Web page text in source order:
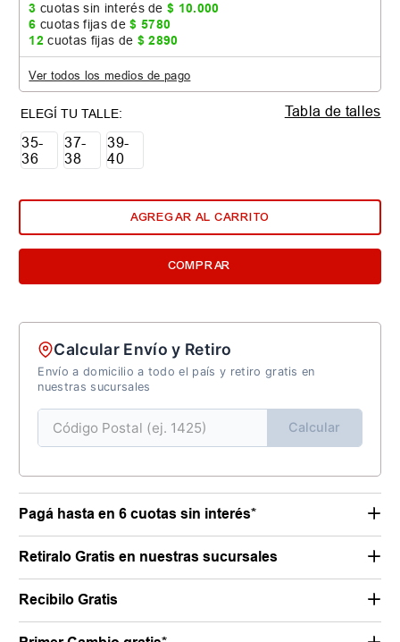
3 cuotas sin interés de$ 10.000
6 cuotas fijas de$ 5780
12 cuotas fijas de $ 2890
Ver todos los medios de pago
35-
36
37-
38
39-
40
Tabla de talles
AGREGAR AL CARRITO
COMPRAR
Calcular Envío y Retiro
Envío a domicilio a todo el país y retiro gratis en
nuestras sucursales
Calcular
Pagá hasta en 6 cuotas sin interés*
Retiralo Gratis en nuestras sucursales
Recibilo Gratis